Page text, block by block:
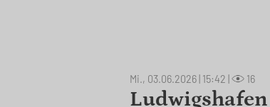
Mi., 03.06.2026 | 15:42 16